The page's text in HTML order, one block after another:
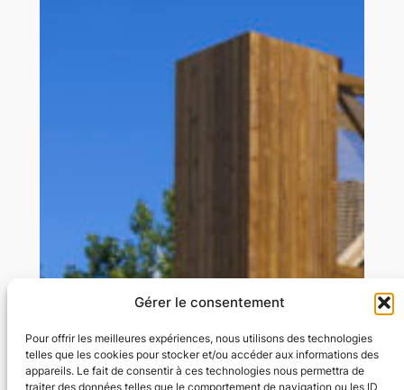
Gérer le consentement
Pour offrir les meilleures expériences, nous utilisons des technologies
telles que les cookies pour stocker et/ou accéder aux informations des
appareils. Le fait de consentir à ces technologies nous permettra de
traiter des données telles que le comportement de navigation ou les ID